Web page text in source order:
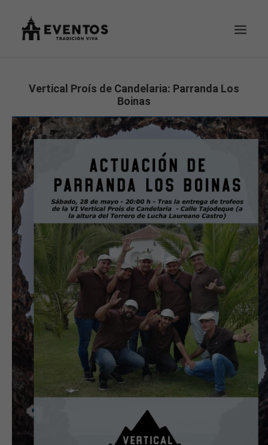
EVENTOS
Vertical Proís de Candelaria: Parranda Los
Boinas